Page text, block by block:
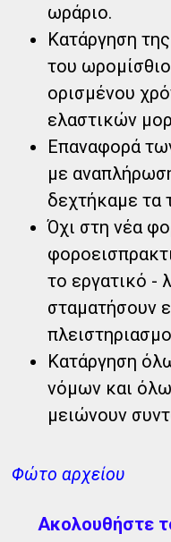
ωράριο.
Κατάργηση
του
ορισμένου
ελαστικών
Επαναφορά
με
δεχτήκαμε τα
Όχι στη νέα
το εργατικό -
σταματήσουν
Κατάργηση
νόμων και
μειώνουν
Φώτο αρχείου
Ακολουθήστε